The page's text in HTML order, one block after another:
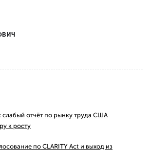
слабый отчёт по рынку труда США
к росту
по CLARITY Act и выход из